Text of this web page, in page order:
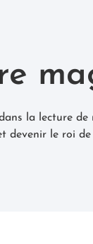
la lecture
devenir le roi de